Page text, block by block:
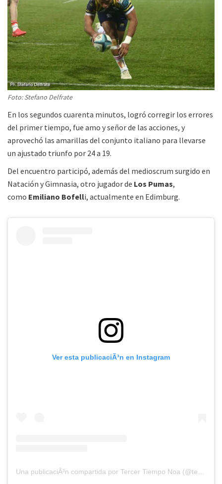
Foto: Stefano Delfrate
En los segundos cuarenta minutos, logró corregir los errores
del primer tiempo, fue amo y señor de las acciones, y
aprovechó las amarillas del conjunto italiano para llevarse
un ajustado triunfo por 24 a 19.
Del encuentro participó, además del medioscrum surgido en
Natación y Gimnasia, otro jugador de Los Pumas,
como Emiliano Bofelli, actualmente en Edimburg.
Ver esta publicaciÃ³n en Instagram